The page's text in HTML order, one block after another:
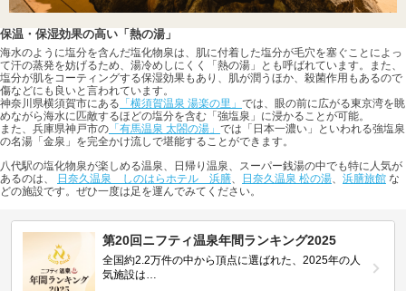
保温・保湿効果の高い「熱の湯」
海水のように塩分を含んだ塩化物泉は、肌に付着した塩分が毛穴を塞ぐことによっ
て汗の蒸発を妨げるため、湯冷めしにくく「熱の湯」とも呼ばれています。また、
塩分が肌をコーティングする保湿効果もあり、肌が潤うほか、殺菌作用もあるので
傷などにも良いと言われています。
神奈川県横須賀市にある 「横須賀温泉 湯楽の里」 では、眼の前に広がる東京湾を眺
めながら海水に匹敵するほどの塩分を含む「強塩泉」に浸かることが可能。
また、兵庫県神戸市の 「有馬温泉 太閤の湯」 では「日本一濃い」といわれる強塩泉
の名湯「金泉」を完全かけ流しで堪能することができます。
八代駅の塩化物泉が楽しめる温泉、日帰り温泉、スーパー銭湯の中でも特に人気が
あるのは、
日奈久温泉 しのはらホテル 浜膳、 日奈久温泉 松の湯、 浜膳旅館 な
どの施設です。ぜひ一度は足を運んでみてください。
第20回ニフティ温泉年間ランキング2025
全国約2.2万件の中から頂点に選ばれた、2025年の人
気施設は…